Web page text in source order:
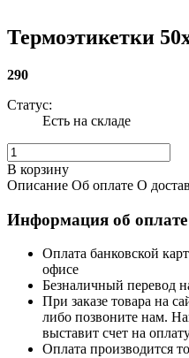
Термоэтикетки
290
Статус:
Есть на складе
В корзину
Описание Об оплате О
Информация об оплате
Оплата банковской
офисе
Безналичный перевод
При заказе товара на
либо позвоните нам.
выставит счет на
Оплата производится